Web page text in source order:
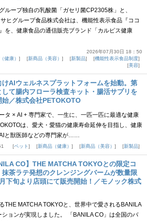
ループ独自の乳酸菌「ガセリ菌CP2305株」と、
サヒグループ食品株式会社は、機能性表示食品『ココ
を、健康食品の通信販売ブランド「カルピス健康
2026年07月30日 18：50
健康） 新商品（美容） 新製品
機能性表示食品制度
美容
けAIウェルネスプラットフォームを始動。第
して腸内フローラ検査キット・腸活サプリを
始／株式会社PETOKOTO
タ × AI + 専門家で、一生に、一匹一匹に最適な健康
は、愛犬・愛猫の健康寿命延伸を目指し、健康
と獣医師などの専門家が……
ペット 新商品（健康） 新商品（美容） 新製品
CO】THE MATCHA TOKYOとの限定コ
抹茶ラテ発想のクレンジングバームが数量限
下旬より店頭にて販売開始！／モノック株式
THE MATCHA TOKYOと、世界中で愛されるBANILA
ョンが実現しました。 「BANILA CO」は全国のバ